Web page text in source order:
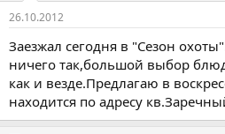
26.10.2012
Заезжал сегодня в "Сезон
ничего так,большой выбор
как и везде.Предлагаю в
находится по адресу